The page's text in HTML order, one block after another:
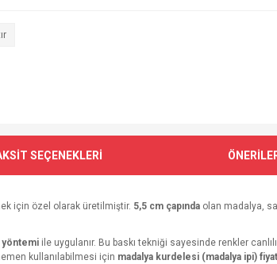
SEÇENEKLERİ
için özel olarak üretilmiştir. 5,5 cm çapında olan madalya,
yöntemi ile uygulanır. Bu baskı tekniği sayesinde renkler
kullanılabilmesi için madalya kurdelesi (madalya ipi)